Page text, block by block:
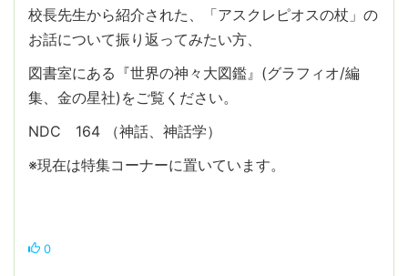
校長先生から紹介された、「アスクレピオスの杖」の
お話について振り返ってみたい方、
図書室にある『世界の神々大図鑑』(グラフィオ/編
集、金の星社)をご覧ください。
NDC 164 （神話、神話学）
※現在は特集コーナーに置いています。
0